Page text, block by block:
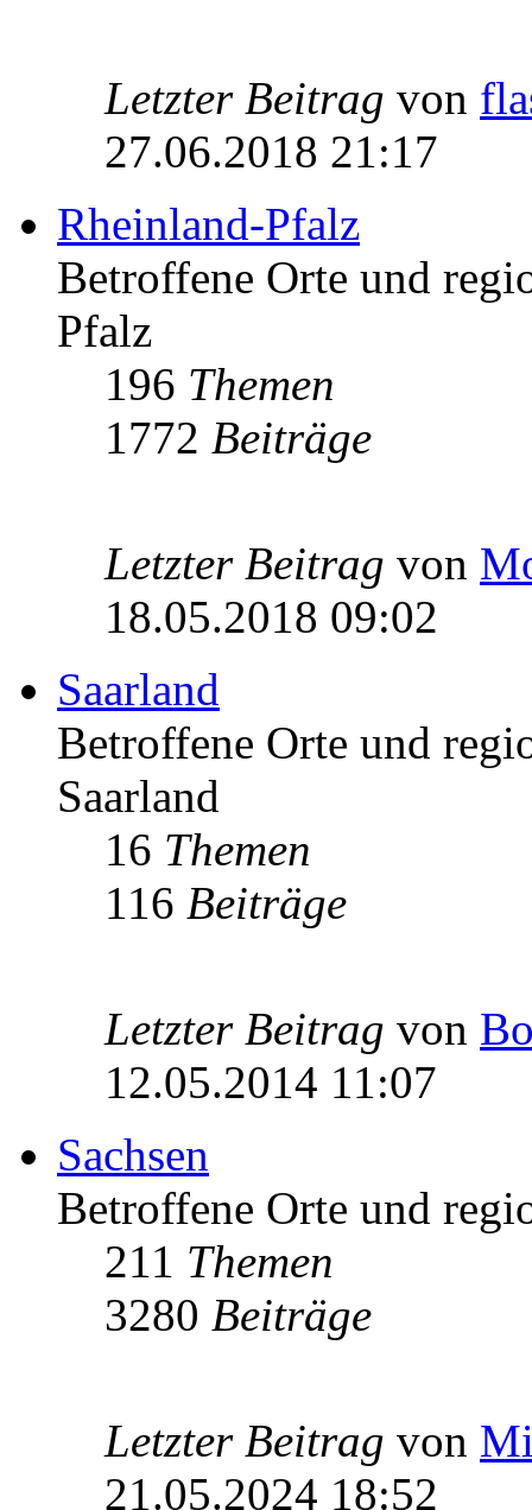
Letzter Beitrag von
27.06.2018 21:17
Rheinland-Pfalz
Betroffene Orte und
Pfalz
196 Themen
1772 Beiträge
Letzter Beitrag von
18.05.2018 09:02
Saarland
Betroffene Orte und
Saarland
16 Themen
116 Beiträge
Letzter Beitrag von
12.05.2014 11:07
Sachsen
Betroffene Orte und
211 Themen
3280 Beiträge
Letzter Beitrag von
21.05.2024 18:52